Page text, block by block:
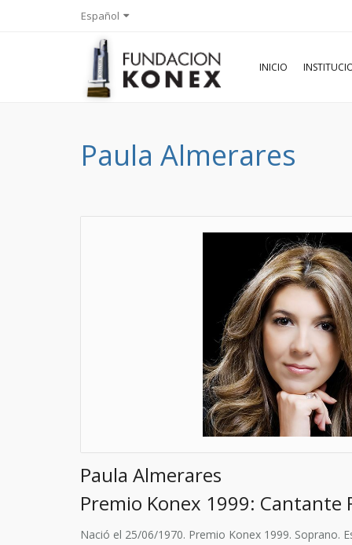
Español
INICIO
Paula Almerares
Paula Almerares
Premio Konex 1999: Cantante
Nació el 25/06/1970. Premio Konex 1999. Soprano.